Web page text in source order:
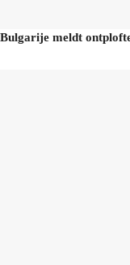
Bulgarije meldt